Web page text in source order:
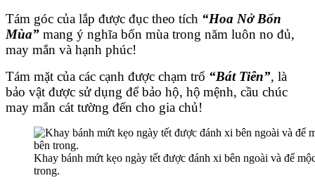
Tám góc của lắp được đục theo tích “Hoa Nở Bốn
Mùa” mang ý nghĩa bốn mùa trong năm luôn no đủ,
may mắn và hạnh phúc!
Tám mặt của các cạnh được chạm trổ “Bát Tiên”, là
bảo vật được sử dụng để bảo hộ, hộ mệnh, cầu chúc
may mắn cát tường đến cho gia chủ!
Khay bánh mứt kẹo ngày tết được đánh xi bên ngoài và để
trong.